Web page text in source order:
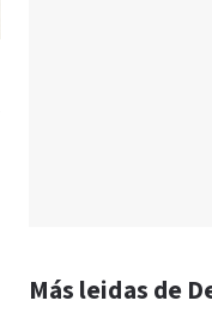
Más leidas de